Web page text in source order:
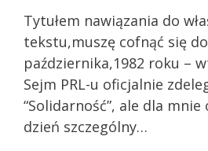
Tytułem nawiązania do
tekstu,muszę cofnąć się
października,1982 roku –
Sejm PRL-u oficjalnie
“Solidarność”, ale dla
dzień szczególny…